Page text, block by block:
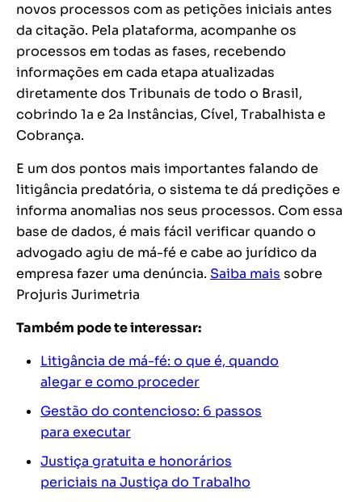
novos processos com as petições iniciais antes
da citação. Pela plataforma, acompanhe os
processos em todas as fases, recebendo
informações em cada etapa atualizadas
diretamente dos Tribunais de todo o Brasil,
cobrindo 1a e 2a Instâncias, Cível, Trabalhista e
Cobrança.
E um dos pontos mais importantes falando de
litigância predatória, o sistema te dá predições e
informa anomalias nos seus processos. Com essa
base de dados, é mais fácil verificar quando o
advogado agiu de má-fé e cabe ao jurídico da
empresa fazer uma denúncia. Saiba mais sobre
Projuris Jurimetria
Também pode te interessar:
Litigância de má-fé: o que é, quando
alegar e como proceder
Gestão do contencioso: 6 passos
para executar
Justiça gratuita e honorários
periciais na Justiça do Trabalho